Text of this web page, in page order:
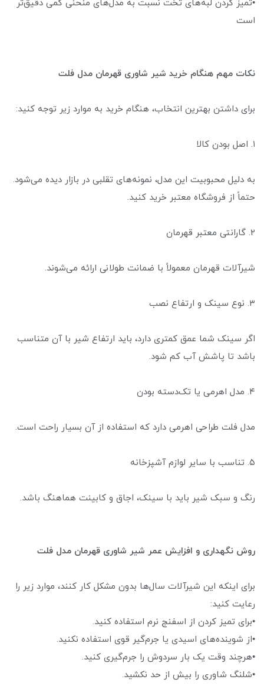
•تمیز کردن لبه‌های تخت نسبت به مدل‌های منحنی کمی دقیق‌تر
است
نکات مهم هنگام خرید شیر شاوری قهرمان مدل فلت
برای داشتن بهترین انتخاب، هنگام خرید به موارد زیر توجه کنید:
۱. اصل بودن کالا
به دلیل محبوبیت این مدل، نمونه‌های تقلبی در بازار دیده می‌شود.
حتماً از فروشگاه معتبر خرید کنید.
۲. گارانتی معتبر قهرمان
شیرآلات قهرمان معمولاً با ضمانت طولانی ارائه می‌شوند.
۳. نوع سینک و ارتفاع نصب
اگر سینک شما عمق کمتری دارد، باید ارتفاع شیر با آن متناسب
باشد تا پاشش آب کم شود.
۴. مدل اهرمی یا تک‌دسته بودن
مدل فلت طراحی اهرمی دارد که استفاده از آن بسیار راحت است.
۵. تناسب با سایر لوازم آشپزخانه
رنگ و سبک شیر باید با سینک، اجاق و کابینت هماهنگ باشد.
روش نگهداری و افزایش عمر شیر شاوری قهرمان مدل فلت
برای اینکه این شیرآلات سال‌ها بدون مشکل کار کنند، موارد زیر را
رعایت کنید:
•برای تمیز کردن از اسفنج نرم استفاده کنید.
•از شوینده‌های اسیدی یا جرم‌گیر قوی استفاده نکنید.
•هرچند وقت یک بار سردوش را جرم‌گیری کنید.
•شلنگ شاوری را بیش از حد نکشید.